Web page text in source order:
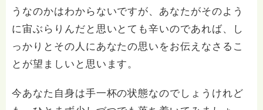
うなのかはわからないですが、あなたがそのよう
に宙ぶらりんだと思いとても辛いのであれば、し
っかりとその人にあなたの思いをお伝えなさるこ
とが望ましいと思います。
今あなた自身は手一杯の状態なのでしょうけれど